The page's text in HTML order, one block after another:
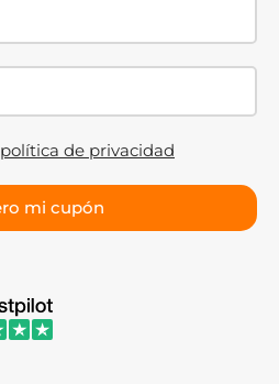
política de privacidad